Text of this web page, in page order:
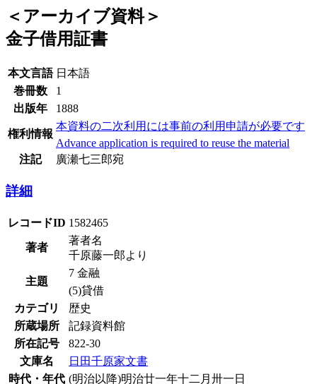
＜アーカイブ資料＞
金子借用証書
本文言語 日本語
巻冊数
1
出版年
1888
権利情報
本資料の二次利用には事前の利用申請が必要です
Advance application is required to reuse the material
注記
廣瀬七三郎宛
詳細
レコードID 1582465
著者
著者名
千原藤一郎より
主題
7 金融
(5)貸借
カテゴリ
歴史
所蔵場所
記録資料館
所在記号
822-30
文庫名
日田千原家文書
時代・年代 (明治以降)明治廿一年十二月卅一日